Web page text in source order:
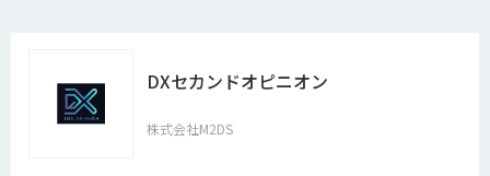
DXセカンドオピニオン
株式会社M2DS